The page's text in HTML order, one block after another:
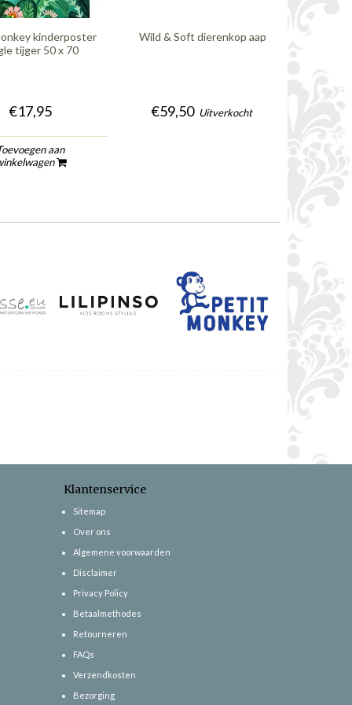
kinderposter
tijger 50 x 70
€17,95
aan
Wild & Soft dierenkop aap
€59,50 Uitverkocht
Klantenservice
Sitemap
Over ons
Algemene voorwaarden
Disclaimer
Privacy Policy
Betaalmethodes
Retourneren
FAQs
Verzendkosten
Bezorging